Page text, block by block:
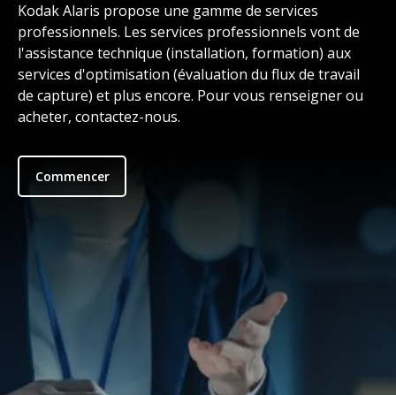
Kodak Alaris propose une gamme de services
professionnels. Les services professionnels vont de
l'assistance technique (installation, formation) aux
services d'optimisation (évaluation du flux de travail
de capture) et plus encore. Pour vous renseigner ou
acheter, contactez-nous.
Commencer